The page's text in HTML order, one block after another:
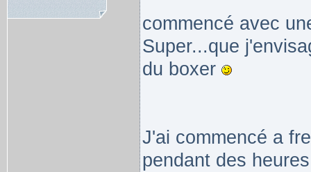
commencé avec
Super...que
du boxer
J'ai commencé a
pendant des